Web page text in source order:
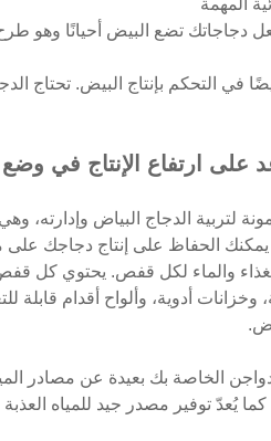
دجاجاتك تضع البيض أحيانًا وهو
على ارتفاع الإنتاج في
لتربية الدجاج البياض وإدارته،
يمكنك الحفاظ على إنتاج دجاجك
أدوية، وألواح أقدام قابلة
الخاصة بك بعيدة عن مصادر
يُعدّ توفير مصدر جيد للمياه